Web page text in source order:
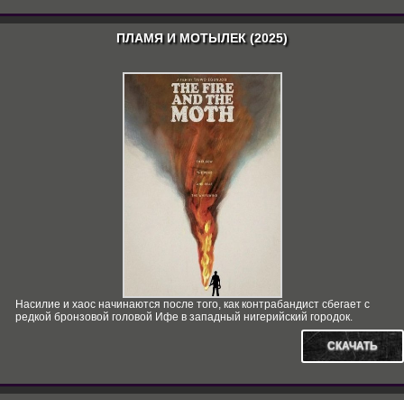
ПЛАМЯ И МОТЫЛЕК (2025)
Насилие и хаос начинаются после того, как контрабандист сбегает с
редкой бронзовой головой Ифе в западный нигерийский городок.
СКАЧАТЬ